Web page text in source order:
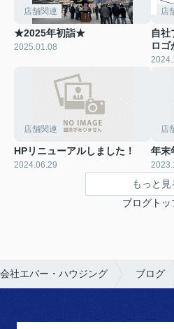
店舗関連
★2025年初詣★
2025.01.08
店
自社
ロゴ
店舗関連
HPリニューアルしました！
2024.06.29
店
年末
もっと見
ブログトッ
社エバー・ハウジング ブログ